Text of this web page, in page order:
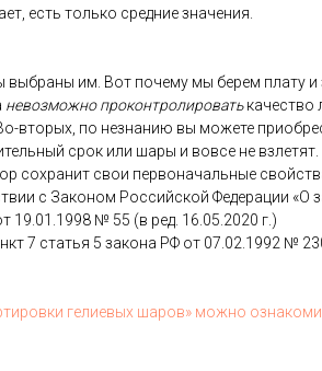
есть толь­ко сред­ние зна­чения.
выб­ра­ны им. Вот по­чему мы бе­рем
не­воз­можно про­кон­тро­лиро­ватька­чес­тво
вто­рых, по нез­на­нию вы мо­жете
срок или ша­ры и вов­се не
сох­ра­нит свои пер­во­началь­ные
с За­коном Рос­сий­ской Фе­дера­ции
19.01.1998 № 55 (в ред. 16.05.2020 г.)
7 статья 5 за­кона РФ от 07.02.1992 №
ге­ли­евых ша­ров» мож­но